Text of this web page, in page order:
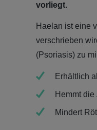
vorliegt.
Haelan ist eine
verschrieben
(Psoriasis) zu
Erhältlich
Hemmt
Mindert